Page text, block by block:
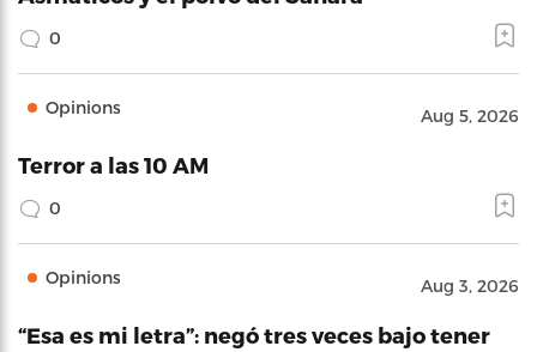
0
Opinions Aug 5, 2026
Terror a las 10 AM
0
Opinions Aug 3, 2026
“Esa es mi letra”: negó tres veces bajo tener